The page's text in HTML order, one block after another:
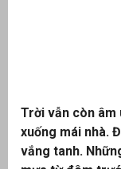
Trời vẫn còn âm
xuống mái nhà.
vắng tanh.